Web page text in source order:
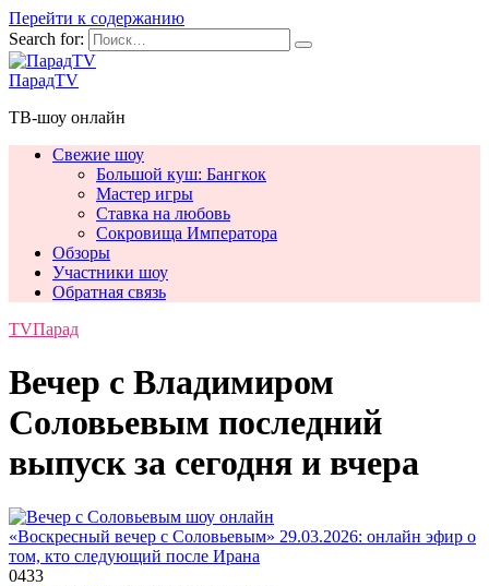
Перейти к содержанию
Search for:
ПарадTV
ТВ-шоу онлайн
Свежие шоу
Большой куш: Бангкок
Мастер игры
Ставка на любовь
Сокровища Императора
Обзоры
Участники шоу
Обратная связь
TVПарад
Вечер с Владимиром
Соловьевым последний
выпуск за сегодня и вчера
«Воскресный вечер с Соловьевым» 29.03.2026: онлайн эфир о
том, кто следующий после Ирана
0433